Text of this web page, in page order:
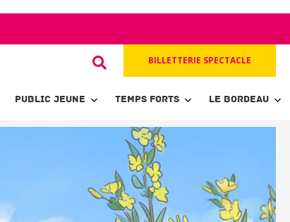
BILLETTERIE SPECTACLE
PUBLIC JEUNE TEMPS FORTS LE BORDEAU